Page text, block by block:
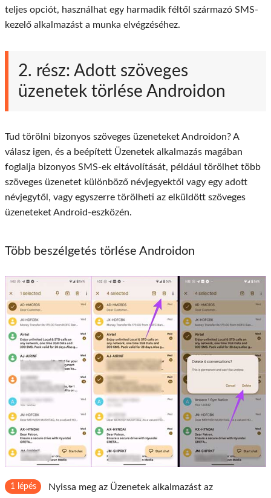
teljes opciót, használhat egy harmadik féltől származó SMS-
kezelő alkalmazást a munka elvégzéséhez.
2. rész: Adott szöveges
üzenetek törlése Androidon
Tud törölni bizonyos szöveges üzeneteket Androidon? A
válasz igen, és a beépített Üzenetek alkalmazás magában
foglalja bizonyos SMS-ek eltávolítását, például törölhet több
szöveges üzenetet különböző névjegyektől vagy egy adott
névjegytől, vagy egyszerre törölheti az elküldött szöveges
üzeneteket Android-eszközén.
Több beszélgetés törlése Androidon
1 lépés
Nyissa meg az Üzenetek alkalmazást az